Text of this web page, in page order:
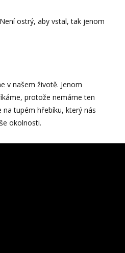
ostrý, aby vstal, tak jenom
v našem životě. Jenom
protože nemáme ten
na tupém hřebíku, který nás
okolnosti.